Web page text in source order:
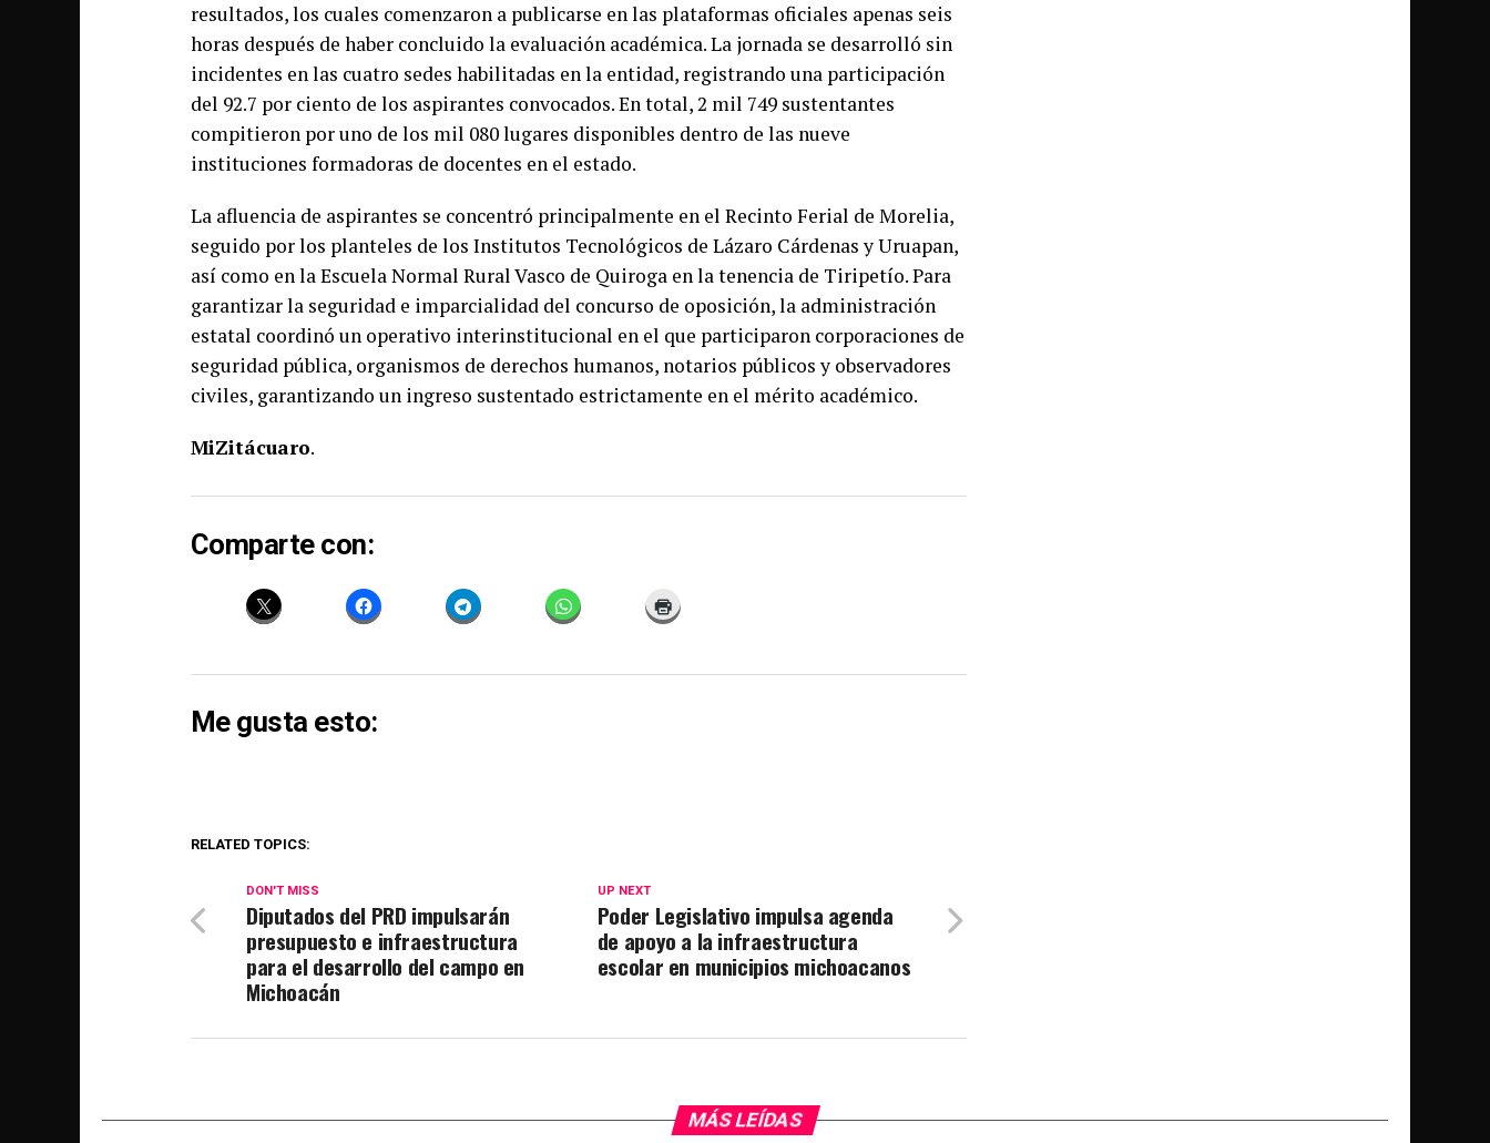
resultados, los cuales comenzaron a publicarse en las plataformas oficiales apenas seis
horas después de haber concluido la evaluación académica. La jornada se desarrolló sin
incidentes en las cuatro sedes habilitadas en la entidad, registrando una participación
del 92.7 por ciento de los aspirantes convocados. En total, 2 mil 749 sustentantes
compitieron por uno de los mil 080 lugares disponibles dentro de las nueve
instituciones formadoras de docentes en el estado.
La afluencia de aspirantes se concentró principalmente en el Recinto Ferial de Morelia,
seguido por los planteles de los Institutos Tecnológicos de Lázaro Cárdenas y Uruapan,
así como en la Escuela Normal Rural Vasco de Quiroga en la tenencia de Tiripetío. Para
garantizar la seguridad e imparcialidad del concurso de oposición, la administración
estatal coordinó un operativo interinstitucional en el que participaron corporaciones de
seguridad pública, organismos de derechos humanos, notarios públicos y observadores
civiles, garantizando un ingreso sustentado estrictamente en el mérito académico.
MiZitácuaro.
Comparte con:
Me gusta esto:
RELATED TOPICS:
UP NEXT
Poder Legislativo impulsa agenda
de apoyo a la infraestructura
escolar en municipios michoacanos
DON'T MISS
Diputados del PRD impulsarán
presupuesto e infraestructura
para el desarrollo del campo en
Michoacán
MÁS LEÍDAS